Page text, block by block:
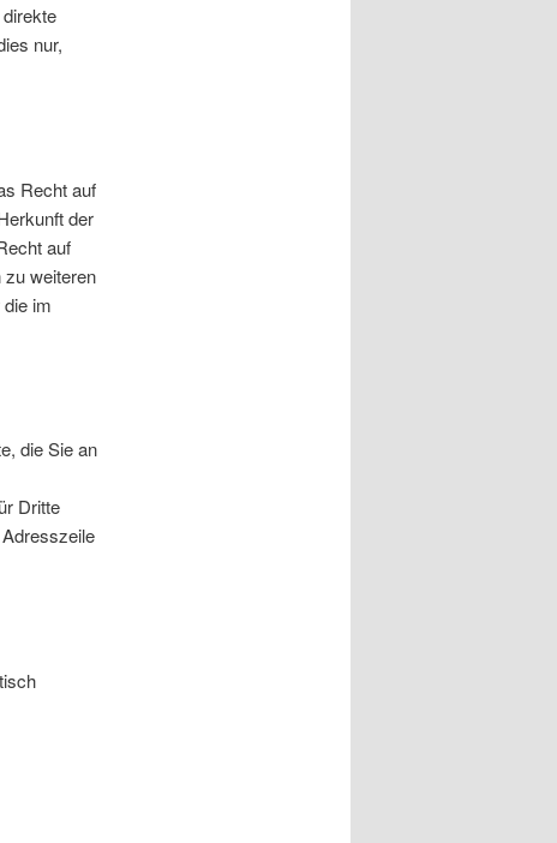
nur,
Recht auf
der
auf
zu weiteren
im
die Sie an
Dritte